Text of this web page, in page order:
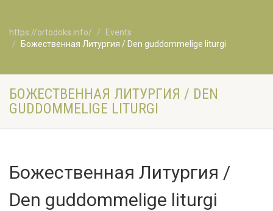
https://ortodoks.info/
Events
Божественная Литургия / Den guddommelige liturgi
БОЖЕСТВЕННАЯ ЛИТУРГИЯ / DEN
GUDDOMMELIGE LITURGI
Божественная Литургия /
Den guddommelige liturgi